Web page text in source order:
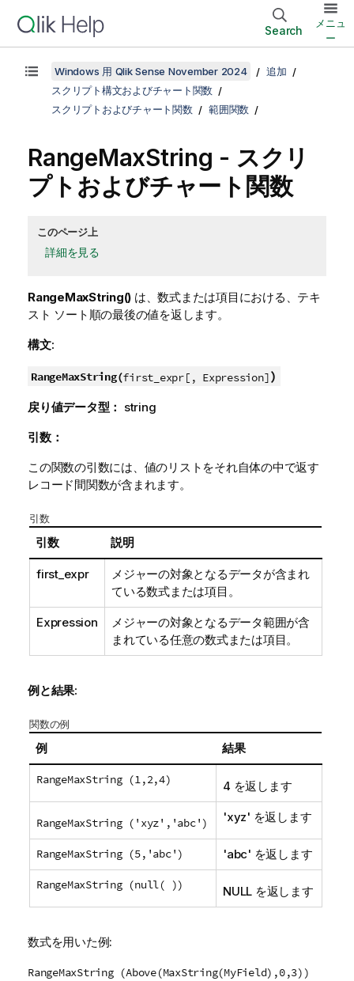
Search
メニュ
ー
Windows 用 Qlik Sense November 2024
追加
スクリプト構文およびチャート関数
スクリプトおよびチャート関数
範囲関数
RangeMaxString - スクリ
プトおよびチャート関数
このページ上
詳細を見る
RangeMaxString() は、数式または項目における、テキ
スト ソート順の最後の値を返します。
構文:
RangeMaxString(first_expr[, Expression])
戻り値データ型： string
引数：
この関数の引数には、値のリストをそれ自体の中で返す
レコード間関数が含まれます。
引数
引数 説明
first_expr
メジャーの対象となるデータが含まれ
ている数式または項目。
Expression
メジャーの対象となるデータ範囲が含
まれている任意の数式または項目。
例と結果:
関数の例
例 結果
RangeMaxString (1,2,4) 4 を返します
RangeMaxString ('xyz','abc') 'xyz' を返します
RangeMaxString (5,'abc') 'abc' を返します
RangeMaxString (null( )) NULL を返します
数式を用いた例:
RangeMaxString (Above(MaxString(MyField),0,3))